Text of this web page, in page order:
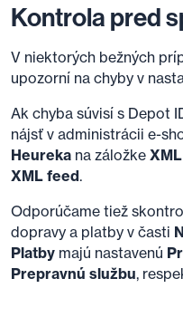
Kontrola pred
V niektorých bežných
upozorní na chyby v
Ak chyba súvisí s Depot
nájsť v administrácii e-
Heureka na záložke
XML feed.
Odporúčame tiež
dopravy a platby v časti
Platby majú nastavenú
Prepravnú službu,